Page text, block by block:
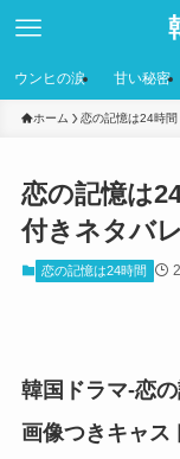
ウンヒの涙 甘い秘密
ホーム 恋の記憶は24時間
恋の記憶は
付きネタバ
恋の記憶は24時間
韓国ドラマ-恋
画像つきキャス